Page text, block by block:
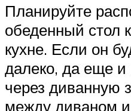
Планируйте
обеденный стол
кухне. Если он
далеко, да еще
через диванную
между диваном